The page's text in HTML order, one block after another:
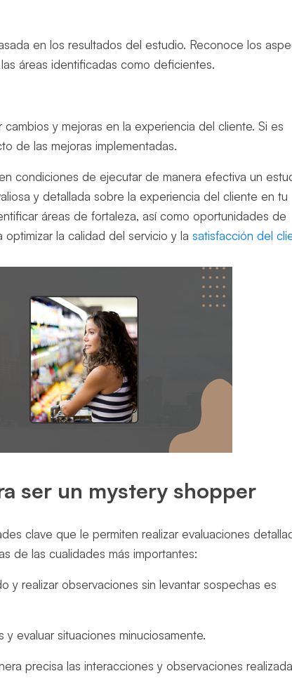
en los resultados del estudio. Reconoce los
áreas identificadas como deficientes.
y mejoras en la experiencia del cliente. Si es
de las mejoras implementadas.
condiciones de ejecutar de manera efectiva un
y detallada sobre la experiencia del cliente en tu
áreas de fortaleza, así como oportunidades de
la calidad del servicio y la satisfacción del
ser un mystery shopper
clave que le permiten realizar evaluaciones
de las cualidades más importantes:
y realizar observaciones sin levantar sospechas es
evaluar situaciones minuciosamente.
precisa las interacciones y observaciones